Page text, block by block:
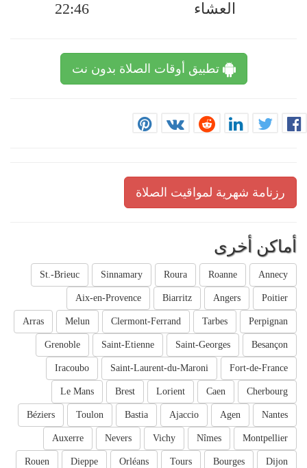
العشاء
22:46
تطبيق أوقات الصلاة بدون نت
رزنامة شهرية لمواقيت الصلاة
أماكن أخرى
Annecy
Roanne
Roura
Sinnamary
St.-Brieuc
Poitier
Angers
Biarritz
Aix-en-Provence
Perpignan
Tarbes
Clermont-Ferrand
Melun
Arras
Besançon
Saint-Georges
Saint-Etienne
Grenoble
Fort-de-France
Saint-Laurent-du-Maroni
Iracoubo
Cherbourg
Caen
Lorient
Brest
Le Mans
Nantes
Agen
Ajaccio
Bastia
Toulon
Béziers
Montpellier
Nîmes
Vichy
Nevers
Auxerre
Dijon
Bourges
Tours
Orléans
Dieppe
Rouen